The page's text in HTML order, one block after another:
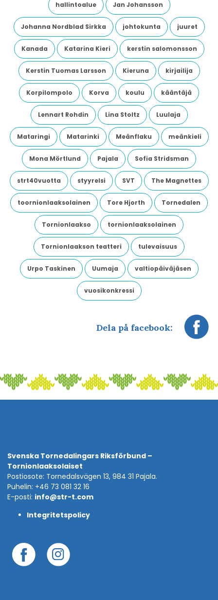
hallintoalue Jan Johansson
Johanna Nordblad Sirkka johtokunta juuret
Kanada Katarina Kieri kerstin salomonsson
Kerstin Tuomas Larsson Kieruna kirjailija
Korpilompolo Korva koulu kääntäjä
Lennart Rohdin Lina Stoltz Luulaja
Mataringi Matarinki Meänflaku meänkieli
Mona Mörtlund Pajala Sofia Stridsman
strt40vuotta styyrelsi SVT The Magnettes
toornionlaaksolainen Tore Hjorth Tornedalen
Tornionlaakso tornionlaaksolainen
Tornionlaakson teatteri tulevaisuus
Urpo Taskinen Uumaja valtiopäiväjäsen
vuosikonkressi
Dela på facebook:
Svenska Tornedalingars Riksförbund –
Tornionlaaksolaiset
Postiosote: Tornedalsvägen 13, 984 31 Pajala.
Puhelin: +46 73 081 32 16
E-posti: info@str-t.com
Integritetspolicy